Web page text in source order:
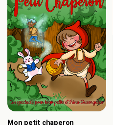
Mon petit chaperon